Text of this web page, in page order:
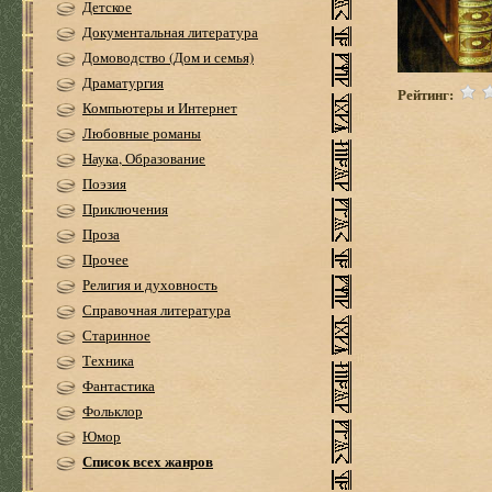
Детское
Документальная литература
Домоводство (Дом и семья)
Драматургия
Компьютеры и Интернет
Любовные романы
Наука, Образование
Поэзия
Приключения
Проза
Прочее
Религия и духовность
Справочная литература
Старинное
Техника
Фантастика
Фольклор
Юмор
Список всех жанров
Рейтинг: